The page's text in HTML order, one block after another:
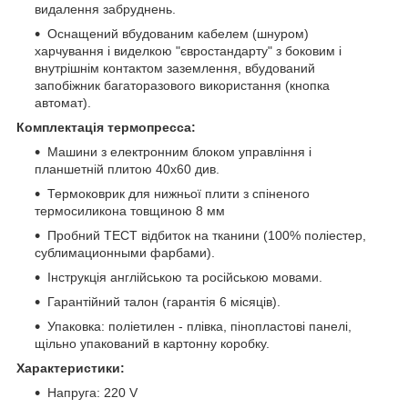
видалення забруднень.
Оснащений вбудованим кабелем (шнуром)
харчування і виделкою "євростандарту" з боковим і
внутрішнім контактом заземлення, вбудований
запобіжник багаторазового використання (кнопка
автомат).
Комплектація термопресса:
Машини з електронним блоком управління і
планшетній плитою 40x60 див.
Термоковрик для нижньої плити з спіненого
термосиликона товщиною 8 мм
Пробний ТЕСТ відбиток на тканини (100% поліестер,
сублимационными фарбами).
Інструкція англійською та російською мовами.
Гарантійний талон (гарантія 6 місяців).
Упаковка: поліетилен - плівка, пінопластові панелі,
щільно упакований в картонну коробку.
Характеристики:
Напруга: 220 V